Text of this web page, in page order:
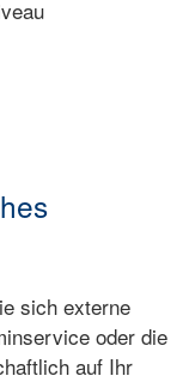
sich externe
oder die
auf Ihr